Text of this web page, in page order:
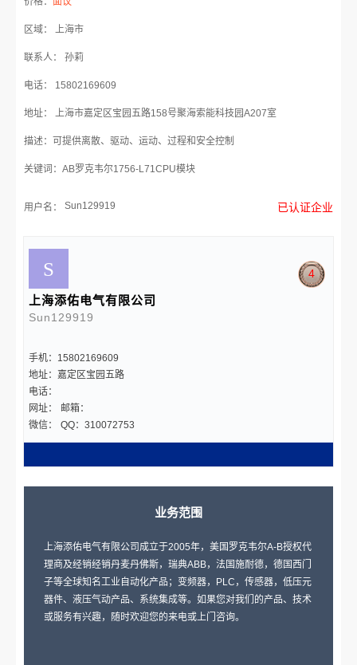
区域： 上海市
联系人： 孙莉
电话： 15802169609
地址： 上海市嘉定区宝园五路158号聚海索能科技园A207室
描述：可提供离散、驱动、运动、过程和安全控制
关键词：AB罗克韦尔1756-L71CPU模块
用户名： Sun129919 已认证企业
上海添佑电气有限公司
Sun129919
4
手机：15802169609
地址：嘉定区宝园五路
电话：
网址：
邮箱：
微信：
QQ：310072753
业务范围
上海添佑电气有限公司成立于2005年，美国罗克韦尔A-B授权代
理商及经销经销丹麦丹佛斯，瑞典ABB，法国施耐德，德国西门
子等全球知名工业自动化产品；变频器，PLC，传感器，低压元
器件、液压气动产品、系统集成等。如果您对我们的产品、技术
或服务有兴趣，随时欢迎您的来电或上门咨询。